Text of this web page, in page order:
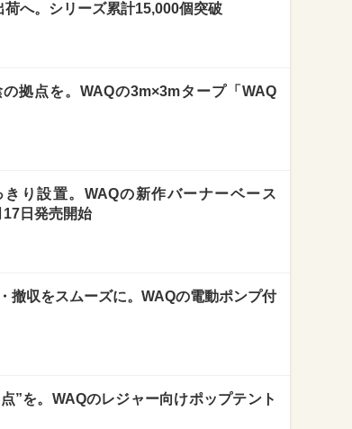
へ。シリーズ累計15,000個突破
拠点を。WAQの3m×3mタープ「WAQ
り設置。WAQの新作バーナーベース
17日発売開始
撤収をスムーズに。WAQの電動ポンプ付
”を。WAQのレジャー向けポップテント